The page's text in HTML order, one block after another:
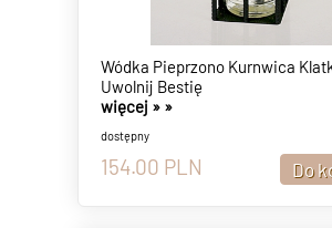
Wódka Pieprzono Kurnwica
Uwolnij Bestię
więcej » »
dostępny
154.00 PLN